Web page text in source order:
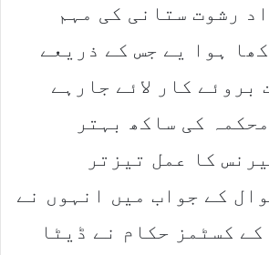
رشوت ستانی کی مہم
ہوا یے جس کے ذریعے
بروئے کار لائے جارہے
کی ساکھ بہتر
کا عمل تیزتر
کے جواب میں انہوں نے
کسٹمز حکام نے ڈیٹا